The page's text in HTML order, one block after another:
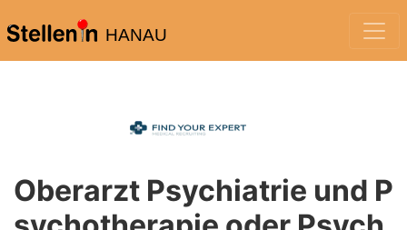
HANAU
Oberarzt Psychiatrie und P